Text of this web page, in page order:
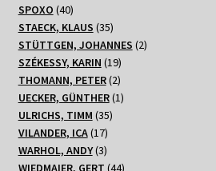
SPOXO 4040
Produkte
STAECK, KLAUS 3535
Produkte
STÜTTGEN, JOHANNES 22
SZÉKESSY, KARIN 1919
Produkte
THOMANN, PETER 22
Produkte
UECKER, GÜNTHER 11
ULRICHS, TIMM 3535
VILANDER, ICA 1717
Produkte
WARHOL, ANDY 33
Produkte
WIEDMAIER, GERT 4444